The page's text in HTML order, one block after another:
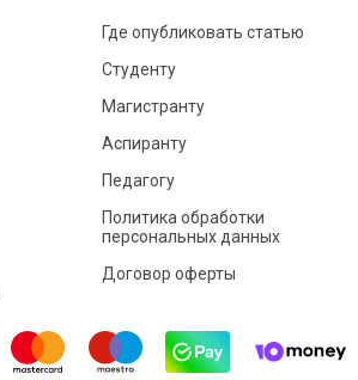
Где опубликовать статью
Студенту
Магистранту
Аспиранту
Педагогу
Политика обработки
персональных данных
Договор оферты